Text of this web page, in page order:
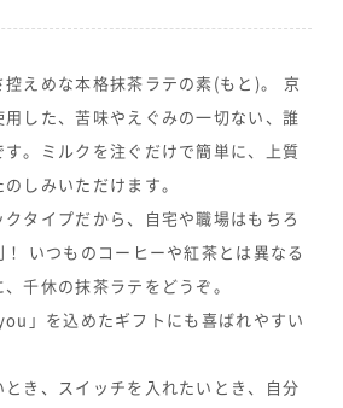
えめな本格抹茶ラテの素(もと)。 京
した、苦味やえぐみの一切ない、誰
。ミルクを注ぐだけで簡単に、上質
しみいただけます。
タイプだから、自宅や職場はもちろ
いつものコーヒーや紅茶とは異なる
千休の抹茶ラテをどうぞ。
」を込めたギフトにも喜ばれやすい
き、スイッチを入れたいとき、自分